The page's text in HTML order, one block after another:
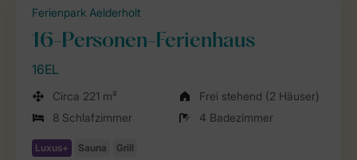
Ferienpark Aelderholt
16-Personen-Ferienhaus
16EL
Circa 221 m²
Frei stehend (2 Häuser)
8 Schlafzimmer
4 Badezimmer